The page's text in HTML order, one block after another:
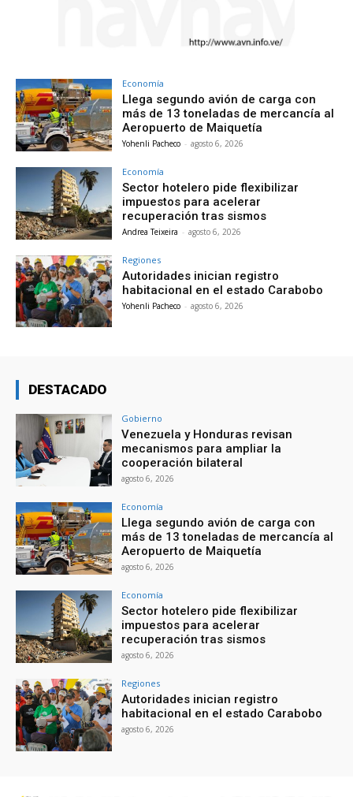
Economía
Llega segundo avión de carga con
más de 13 toneladas de mercancía al
Aeropuerto de Maiquetía
Yohenli Pacheco - agosto 6, 2026
Economía
Sector hotelero pide flexibilizar
impuestos para acelerar
recuperación tras sismos
Andrea Teixeira - agosto 6, 2026
Regiones
Autoridades inician registro
habitacional en el estado Carabobo
Yohenli Pacheco - agosto 6, 2026
DESTACADO
Gobierno
Venezuela y Honduras revisan
mecanismos para ampliar la
cooperación bilateral
agosto 6, 2026
Economía
Llega segundo avión de carga con
más de 13 toneladas de mercancía al
Aeropuerto de Maiquetía
agosto 6, 2026
Economía
Sector hotelero pide flexibilizar
impuestos para acelerar
recuperación tras sismos
agosto 6, 2026
Regiones
Autoridades inician registro
habitacional en el estado Carabobo
agosto 6, 2026